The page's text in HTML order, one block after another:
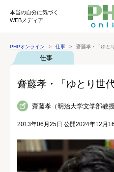
本当の自分に気づく
WEBメディア
PHPオンライン 仕事 齋藤孝・「ゆと
仕事
齋藤孝・「ゆとり世
齋藤孝（明治大学文学部教授
2013年06月25日 公開2024年12月